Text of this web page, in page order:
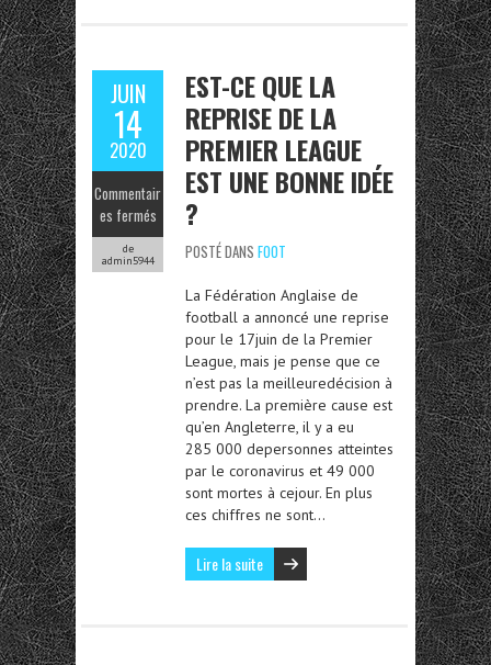
JUIN
14
2020
Commentair
es fermés
de
admin5944
EST-CE QUE LA
REPRISE DE LA
PREMIER LEAGUE
EST UNE BONNE IDÉE
?
POSTÉ DANS FOOT
La Fédération Anglaise de
football a annoncé une reprise
pour le 17juin de la Premier
League, mais je pense que ce
n’est pas la meilleuredécision à
prendre. La première cause est
qu’en Angleterre, il y a eu
285 000 depersonnes atteintes
par le coronavirus et 49 000
sont mortes à cejour. En plus
ces chiffres ne sont…
Lire la suite